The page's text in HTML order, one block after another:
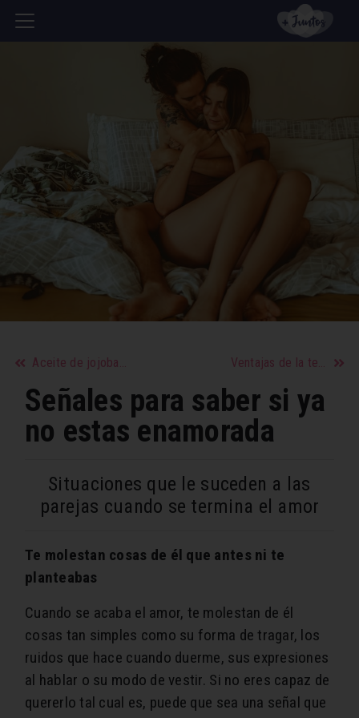
Aceite de jojoba: ideal para piel y pelo Ventajas de la teleconsulta en época de pandemia
Señales para saber si ya
no estas enamorada
Situaciones que le suceden a las
parejas cuando se termina el amor
Te molestan cosas de él que antes ni te
planteabas
Cuando se acaba el amor, te molestan de él
cosas tan simples como su forma de tragar, los
ruidos que hace cuando duerme, sus expresiones
al hablar o su modo de vestir. Si no eres capaz de
quererlo tal cual es, puede que sea una señal que